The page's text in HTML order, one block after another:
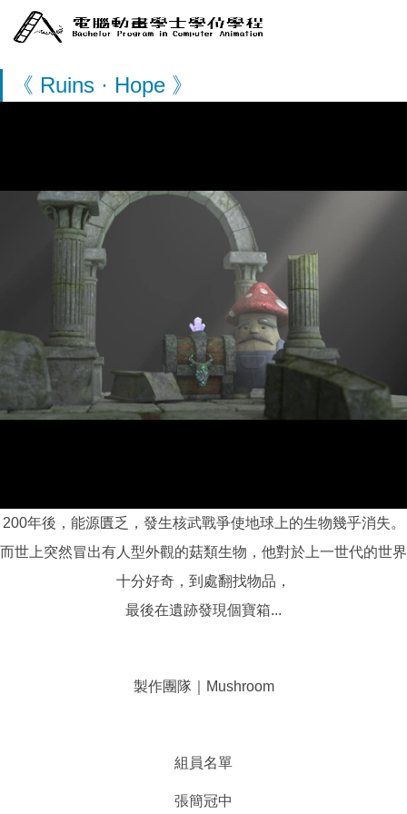
《 Ruins · Hope 》
200年後，能源匱乏，發生核武戰爭使地球上的生物幾乎消失。
而世上突然冒出有人型外觀的菇類生物，他對於上一世代的世界
十分好奇，到處翻找物品，
最後在遺跡發現個寶箱...
製作團隊｜Mushroom
組員名單
張簡冠中